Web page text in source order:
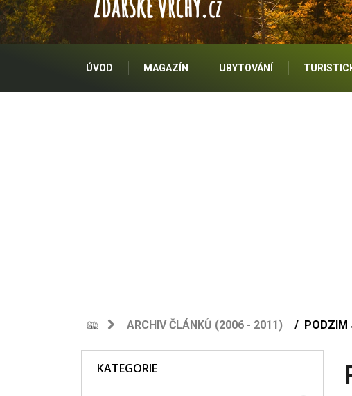
ÚVOD MAGAZÍN UBYTOVÁNÍ
ARCHIV ČLÁNKŮ (2006 - 2011) PODZIM
KATEGORIE